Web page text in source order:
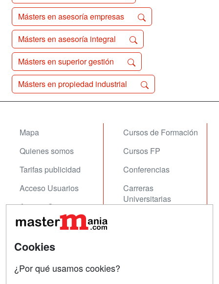
Másters en asesoría empresas
Másters en asesoría integral
Másters en superior gestión
Másters en propiedad industrial
Mapa
Quienes somos
Tarifas publicidad
Acceso Usuarios
Acceso Centros
Cursos de Formación
Cursos FP
Conferencias
Carreras
Universitarias
Contactar
Confidencialidad
Cookies
¿Por qué usamos cookies?